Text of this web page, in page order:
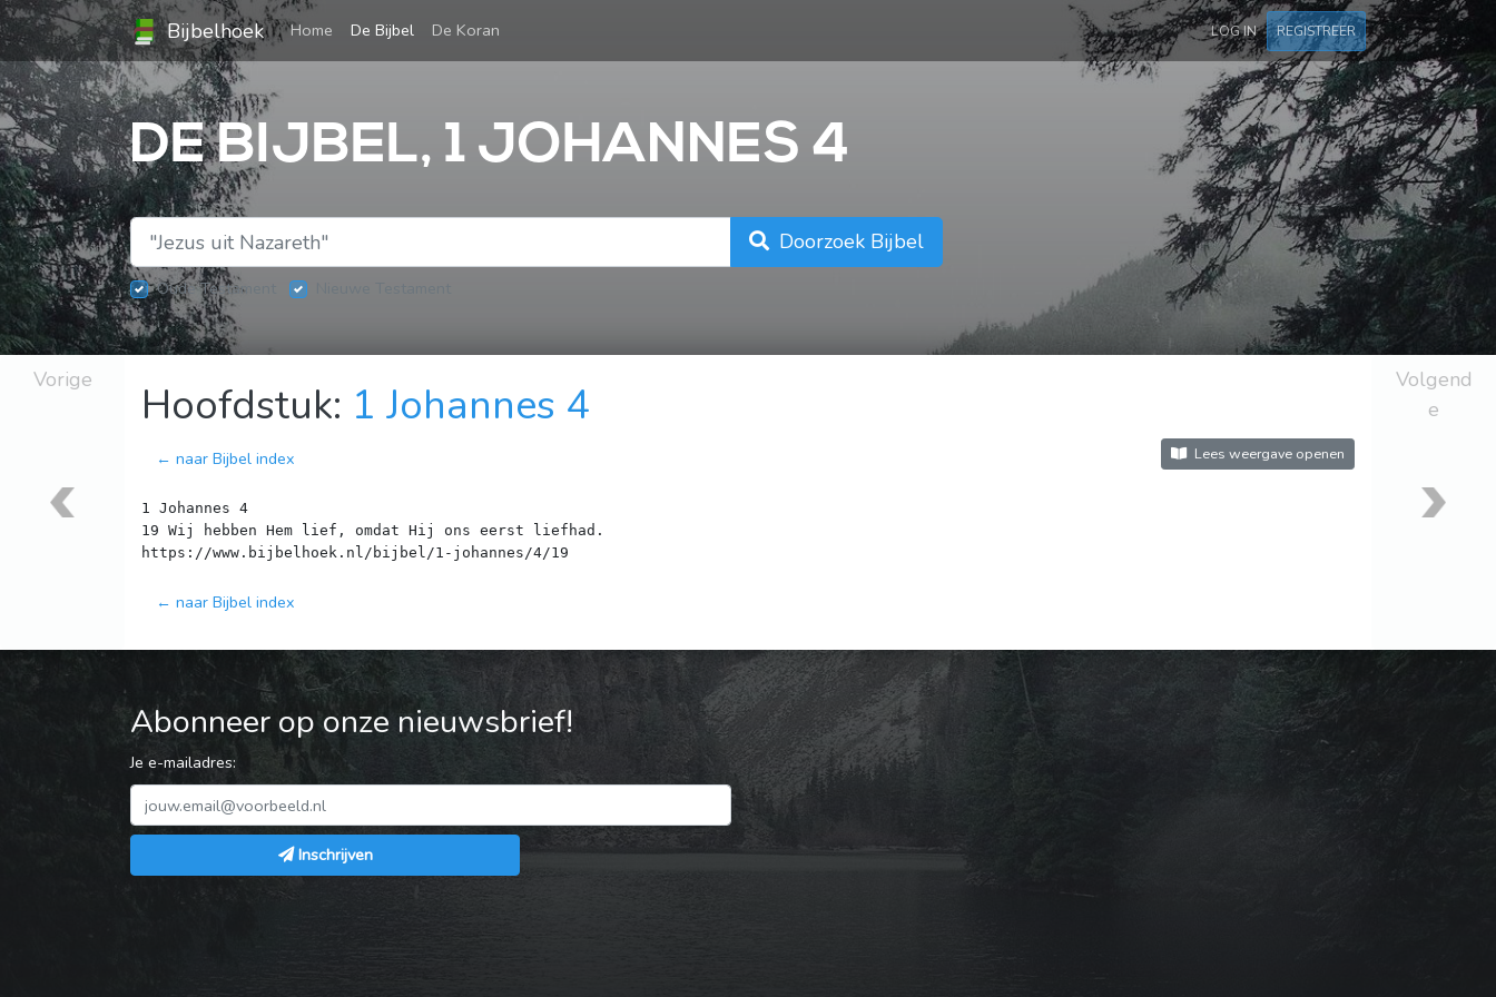
Bijbelhoek Home (current)
De Bijbel De Koran LOG IN REGISTREER
DE BIJBEL, 1 JOHANNES 4
Doorzoek Bijbel
Oude Testament
Vorige Hoofdstuk: 1 Johannes 4
← naar Bijbel index Lees weergave openen
1 Johannes 4
19 Wij hebben Hem lief, omdat Hij ons eerst liefhad.
← naar Bijbel index
Volgend
e
Abonneer op onze nieuwsbrief!
Je e-mailadres:
Inschrijven